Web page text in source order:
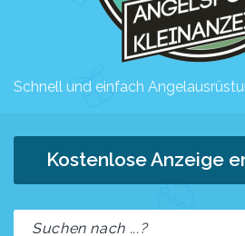
Schnell und einfach
Kostenlose Anzeige